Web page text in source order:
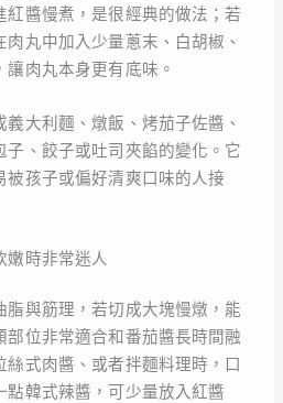
紅醬慢煮，是很經典的做法；若
丸中加入少量蔥末、白胡椒、
肉丸本身更有底味。
大利麵、燉飯、烤茄子佐醬、
子、餃子或吐司夾餡的變化。它
被孩子或偏好清爽口味的人接
嫩時非常迷人
脂與筋理，若切成大塊慢燉，能
部位非常適合和番茄醬長時間融
絲式肉醬、或者拌麵料理時，口
點韓式辣醬，可少量放入紅醬